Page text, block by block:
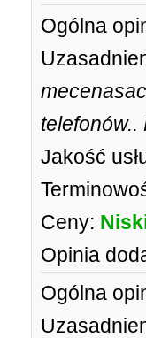
Ogólna
telefonów..
Jakość
Ceny:
Opinia
Ogólna